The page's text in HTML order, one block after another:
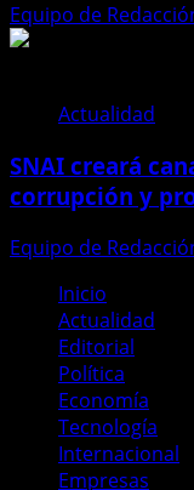
Equipo de
Actualidad
SNAI creará
corrupción y
Equipo de
Inicio
Actualidad
Editorial
Política
Economía
Tecnología
Internacional
Empresas